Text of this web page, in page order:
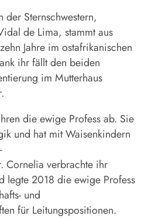
Sternschwestern,
de Lima, stammt aus
Jahre im ostafrikanischen
ihr fällt den beiden
im Mutterhaus
die ewige Profess ab. Sie
und hat mit Waisenkindern
Cornelia verbrachte ihr
legte 2018 die ewige Profess
und
für Leitungspositionen.